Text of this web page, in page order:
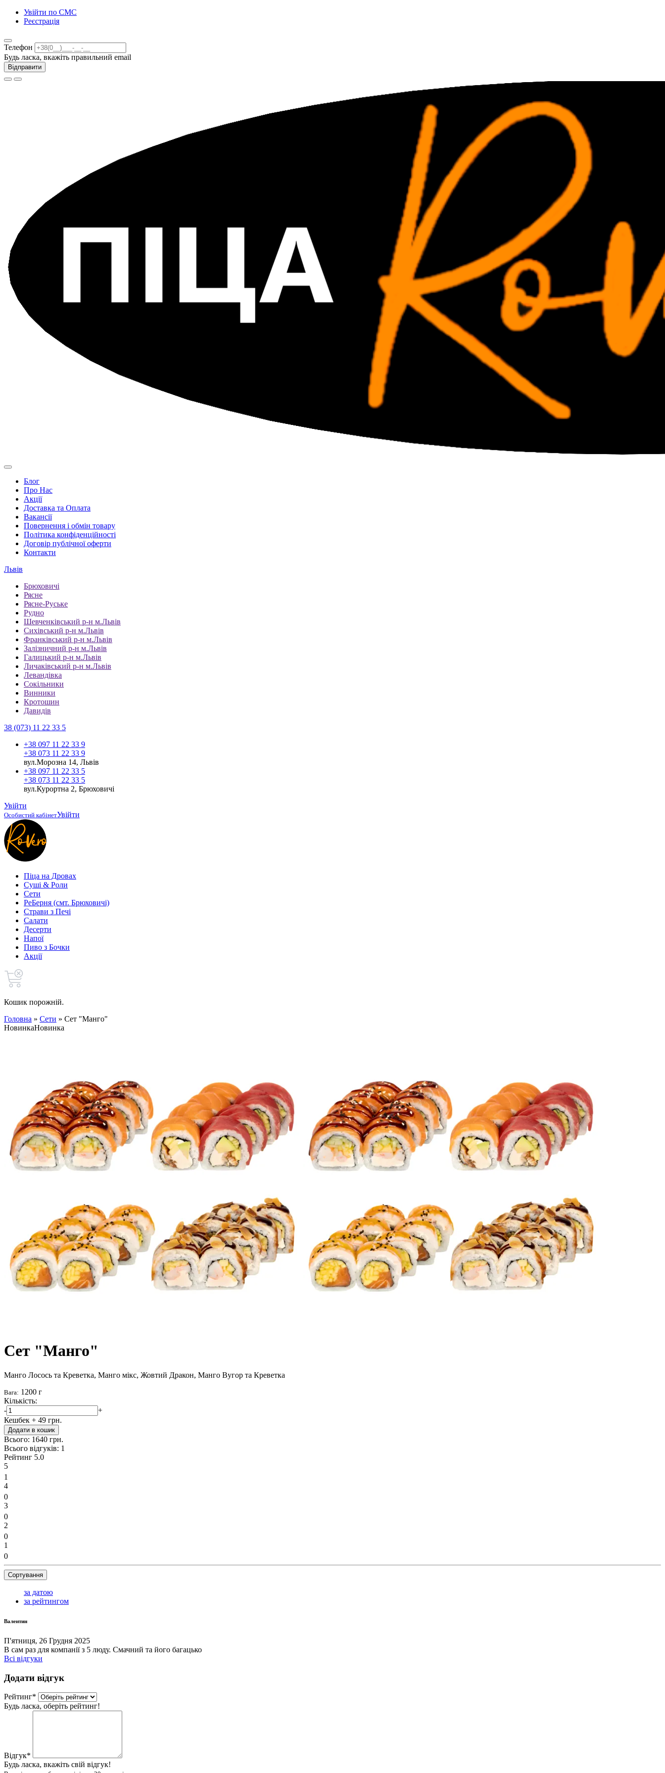
Увійти по СМС
Реєстрація
Телефон
Будь ласка, вкажіть правильний email
Відправити
Блог
Про Нас
Акції
Доставка та Оплата
Вакансії
Повернення і обмін товару
Політика конфіденційності
Договір публічної оферти
Контакти
Львів
Брюховичі
Рясне
Рясне-Руське
Рудно
Шевченківський р-н м.Львів
Сихівський р-н м.Львів
Франківський р-н м.Львів
Залізничний р-н м.Львів
Галицький р-н м.Львів
Личаківський р-н м.Львів
Левандівка
Сокільники
Винники
Кротошин
Давидів
38 (073) 11 22 33 5
+38 097 11 22 33 9
+38 073 11 22 33 9
вул.Морозна 14, Львів
+38 097 11 22 33 5
+38 073 11 22 33 5
вул.Курортна 2, Брюховичі
Увійти
Особистий кабінетУвійти
Піца на Дровах
Cуші & Роли
Сети
РеБерня (смт. Брюховичі)
Страви з Печі
Салати
Десерти
Напої
Пиво з Бочки
Акції
Кошик порожній.
Головна » Сети » Сет "Манго"
НовинкаНовинка
Сет "Манго"
Манго Лосось та Креветка, Манго мікс, Жовтий Дракон, Манго Вугор та Креветка
Вага: 1200 г
Кількість:
-
+
Кешбек + 49 грн.
Додати в кошик
Всього: 1640 грн.
Всього відгуків: 1
Рейтинг 5.0
5
1
4
0
3
0
2
0
1
0
Сортування
за датою
за рейтингом
Валентин
П'ятниця, 26 Грудня 2025
В сам раз для компанії з 5 люду. Смачний та його багацько
Всі відгуки
Додати відгук
Рейтинг*
Будь ласка, оберіть рейтинг!
Відгук*
Будь ласка, вкажіть свій відгук!